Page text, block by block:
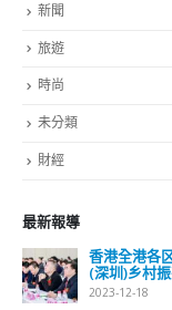
新聞
旅遊
時尚
未分類
財經
最新報導
香港全港各
(深圳)乡村
2023-12-18